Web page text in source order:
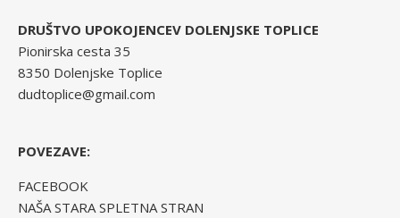
DRUŠTVO UPOKOJENCEV DOLENJSKE TOPLICE
Pionirska cesta 35
8350 Dolenjske Toplice
dudtoplice@gmail.com
POVEZAVE:
FACEBOOK
NAŠA STARA SPLETNA STRAN